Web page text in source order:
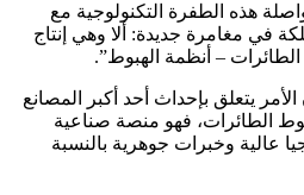
هذه الطفرة التكنولوجية مع
في مغامرة جديدة: ألا وهي إنتاج
الطائرات – أنظمة الهبوط”.
يتعلق بإحداث أحد أكبر المصانع
الطائرات، فهو منصة صناعية
عالية وخبرات جوهرية بالنسبة